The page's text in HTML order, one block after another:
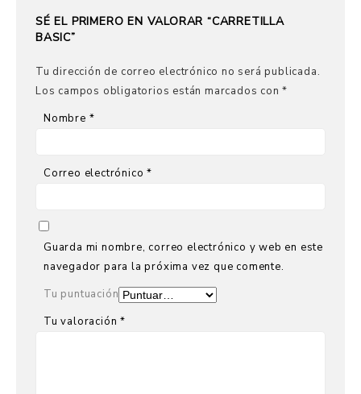
SÉ EL PRIMERO EN VALORAR “CARRETILLA
BASIC”
Tu dirección de correo electrónico no será publicada.
Los campos obligatorios están marcados con*
Nombre *
Correo electrónico*
Guarda mi nombre, correo electrónico y web en este
navegador para la próxima vez que comente.
Tu puntuación
Tu valoración*